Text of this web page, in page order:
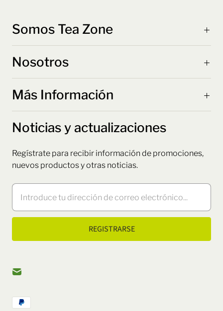
Somos Tea Zone
Nosotros
Más Información
Noticias y actualizaciones
Regístrate para recibir información de promociones,
nuevos productos y otras noticias.